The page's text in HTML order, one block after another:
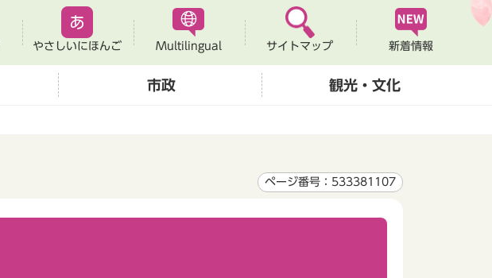
やさしいにほんご Multilingual サイトマップ 新着情報
市政 観光・文化
ページ番号：533381107